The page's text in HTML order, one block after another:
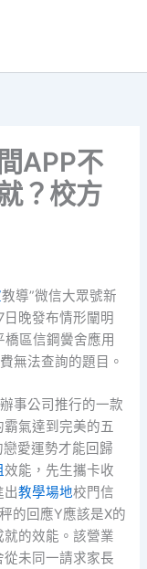
APP不
？校方
教導”微信大眾號新
晚發布情形闡明
區信鋼黌舍應用
無法查詢的題目。
事公司推行的一款
霸氣達到完美的五
戀愛運勢才能回歸
效能，先生攜卡收
出教學場地校門信
的回應Y應該是X的
的效能。該營業
未同一請求家長